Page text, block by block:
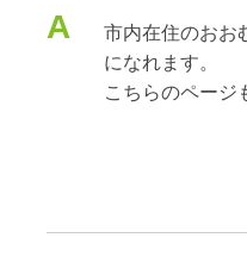
A
市内在住のおお
になれます。
こちらのページ